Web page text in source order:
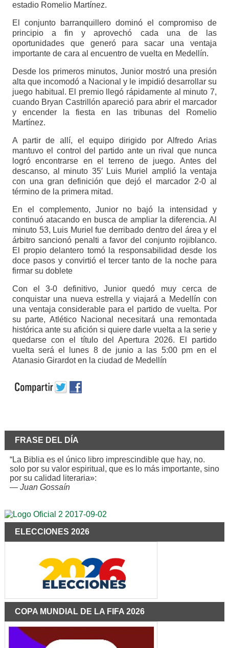
estadio Romelio Martínez.
El conjunto barranquillero dominó el compromiso de
principio a fin y aprovechó cada una de las
oportunidades que generó para sacar una ventaja
importante de cara al encuentro de vuelta en Medellín.
Desde los primeros minutos, Junior mostró una presión
alta que incomodó a Nacional y le impidió desarrollar su
juego habitual. El premio llegó rápidamente al minuto 7,
cuando Bryan Castrillón apareció para abrir el marcador
y encender la fiesta en las tribunas del Romelio
Martínez.
A partir de allí, el equipo dirigido por Alfredo Arias
mantuvo el control del partido ante un rival que nunca
logró encontrarse en el terreno de juego. Antes del
descanso, al minuto 35′ Luis Muriel amplió la ventaja
con una gran definición que dejó el marcador 2-0 al
término de la primera mitad.
En el complemento, Junior no bajó la intensidad y
continuó atacando en busca de ampliar la diferencia. Al
minuto 53, Luis Muriel fue derribado dentro del área y el
árbitro sancionó penalti a favor del conjunto rojiblanco.
El propio delantero tomó la responsabilidad desde los
doce pasos y convirtió el tercer tanto de la noche para
firmar su doblete
Con el 3-0 definitivo, Junior quedó muy cerca de
conquistar una nueva estrella y viajará a Medellín con
una ventaja considerable para el partido de vuelta. Por
su parte, Atlético Nacional necesitará una remontada
histórica ante su afición si quiere darle vuelta a la serie y
quedarse con el título del Apertura 2026. El partido
vuelta será el lunes 8 de junio a las 5:00 pm en el
Atanasio Girardot en la ciudad de Medellín
FRASE DEL DÍA
“La Biblia es el único libro imprescindible que hay, no.
solo por su valor espiritual, que es lo más importante, sino
por su calidad literaria»:
— Juan Gossaín
ELECCIONES 2026
COPA MUNDIAL DE LA FIFA 2026